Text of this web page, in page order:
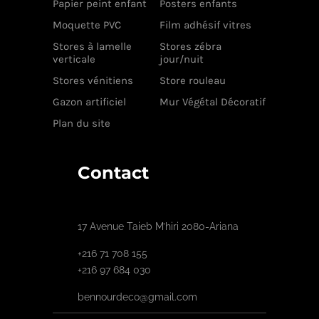
Papier peint enfant
Posters enfants
Moquette PVC
Film adhésif vitres
Stores à lamelle
verticale
Stores zébra
jour/nuit
Stores vénitiens
Store rouleau
Gazon artificiel
Mur Végétal Décoratif
Plan du site
Contact
17 Avenue Taieb M’hiri 2080-Ariana
+216 71 708 155
+216 97 684 030
bennourdeco@gmail.com